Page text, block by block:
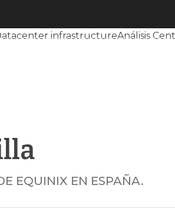
infrastructureAnálisis
EQUINIX EN ESPAÑA.